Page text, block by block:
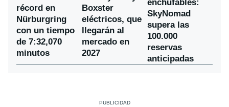
récord en
Nürburgring
con un tiempo
de 7:32,070
minutos
Boxster
eléctricos, que
llegarán al
mercado en
2027
enchufables:
SkyNomad
supera las
100.000
reservas
anticipadas